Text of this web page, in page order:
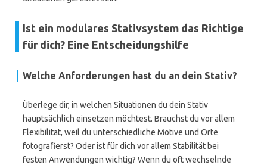
Ist ein modulares Stativsystem das Richtige
für dich? Eine Entscheidungshilfe
Welche Anforderungen hast du an dein Stativ?
Überlege dir, in welchen Situationen du dein Stativ
hauptsächlich einsetzen möchtest. Brauchst du vor allem
Flexibilität, weil du unterschiedliche Motive und Orte
fotografierst? Oder ist für dich vor allem Stabilität bei
festen Anwendungen wichtig? Wenn du oft wechselnde